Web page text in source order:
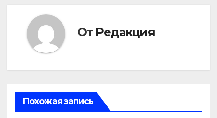
От Редакция
Похожая запись